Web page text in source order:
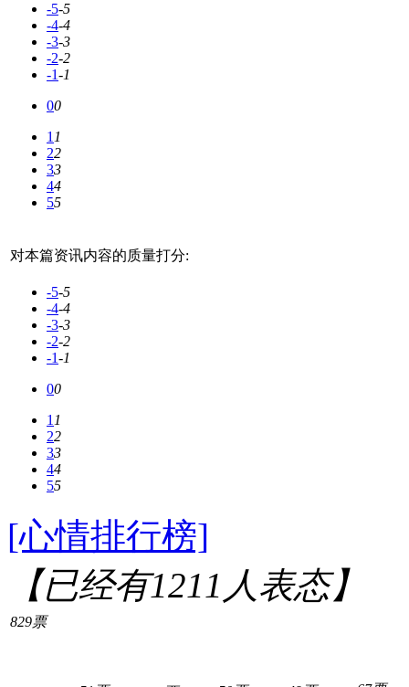
-5-5
-4-4
-3-3
-2-2
-1-1
00
11
22
33
44
55
对本篇资讯内容的质量打分:
-5-5
-4-4
-3-3
-2-2
-1-1
00
11
22
33
44
55
[心情排行榜]
【已经有1211 人表态】
829票